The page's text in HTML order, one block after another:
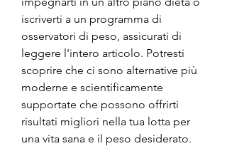
iscriverti a un programma di
osservatori di peso, assicurati di
leggere l'intero articolo. Potresti
scoprire che ci sono alternative più
moderne e scientificamente
supportate che possono offrirti
risultati migliori nella tua lotta per
una vita sana e il peso desiderato.